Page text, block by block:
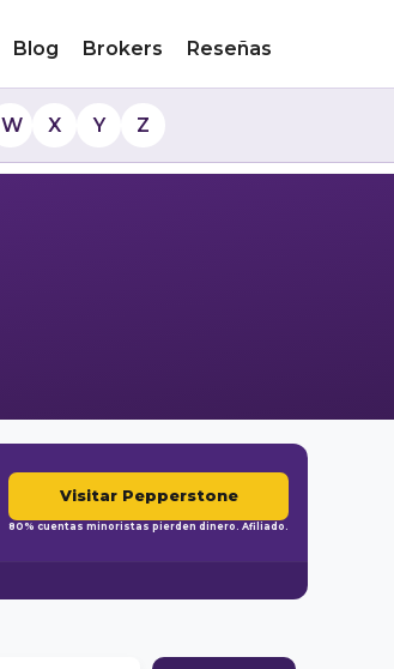
Blog Brokers Reseñas
W X Y Z
Visitar Pepperstone
80% cuentas minoristas pierden dinero. Afiliado.